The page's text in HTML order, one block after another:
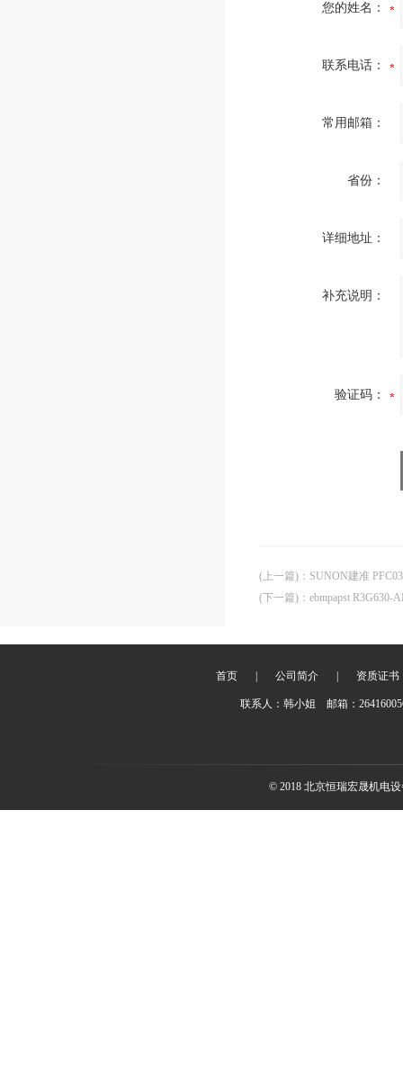
您的姓名：
联系电话：
常用邮箱：
省份：
详细地址：
补充说明：
验证码：
(上一篇) ： SUNON建准
(下一篇) ： ebmpapst R3G630-
首页 公司简介 资质证书
联系人：韩小姐 邮箱：
© 2018 北京恒瑞宏晟机电